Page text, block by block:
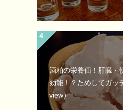
酒粕の栄養価！肝臓・
効能！？ためしてガッ
view）